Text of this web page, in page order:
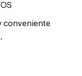
conveniente